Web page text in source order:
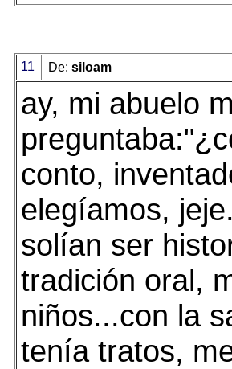
11 De: siloam
ay, mi abuelo
conto,
elegíamos, jeje.
solían ser
tradición oral,
niños...con la
tenía tratos,